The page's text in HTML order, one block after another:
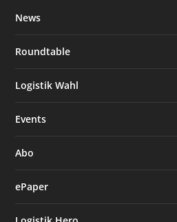
News
Roundtable
Logistik Wahl
Events
Abo
ePaper